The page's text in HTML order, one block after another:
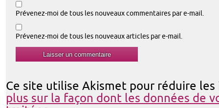
Prévenez-moi de tous les nouveaux commentaires par e-mail.
Prévenez-moi de tous les nouveaux articles par e-mail.
Ce site utilise Akismet pour réduire
plus sur la façon dont les données de